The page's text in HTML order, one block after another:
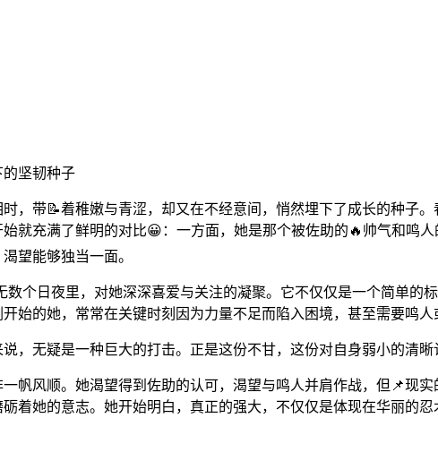
坚韧种子
，带📝着稚嫩与青涩，却又在不经意间，悄然埋下了成长的种子
就充满了鲜明的对比😀：一方面，她是那个被佐助的🔥帅气和鸣
望能够独当一面。
数个日夜里，对她深深喜爱与关注的凝聚。它不仅仅是一个简单
始的她，常常在关键时刻因为力量不足而陷入困境，甚至需要鸣人
，无疑是一种巨大的打击。正是这份不甘，这份对自身弱小的清晰
帆风顺。她渴望得到佐助的认可，渴望与鸣人并肩作战，但📌现
着她的意志。她开始明白，真正的强大，不仅仅是体现在华丽的